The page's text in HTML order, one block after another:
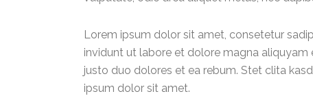
Lorem ipsum dolor sit amet, consetetur
invidunt ut labore et dolore magna
justo duo dolores et ea rebum. Stet clita
ipsum dolor sit amet.